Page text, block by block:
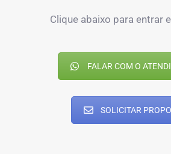
Clique abaixo para entrar
FALAR COM O
SOLICITAR